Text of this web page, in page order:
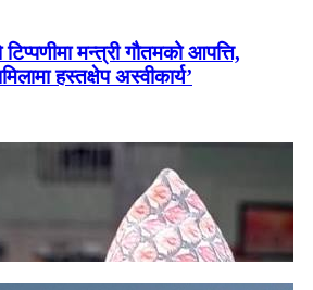
मन्त्री गौतमको आपत्ति,
हस्तक्षेप अस्वीकार्य’